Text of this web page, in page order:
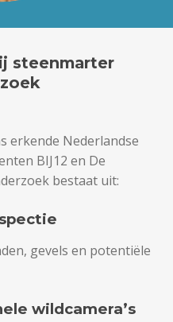
steenmarter
erkende Nederlandse
BIJ12 en De
bestaat uit:
gevels en potentiële
wildcamera’s